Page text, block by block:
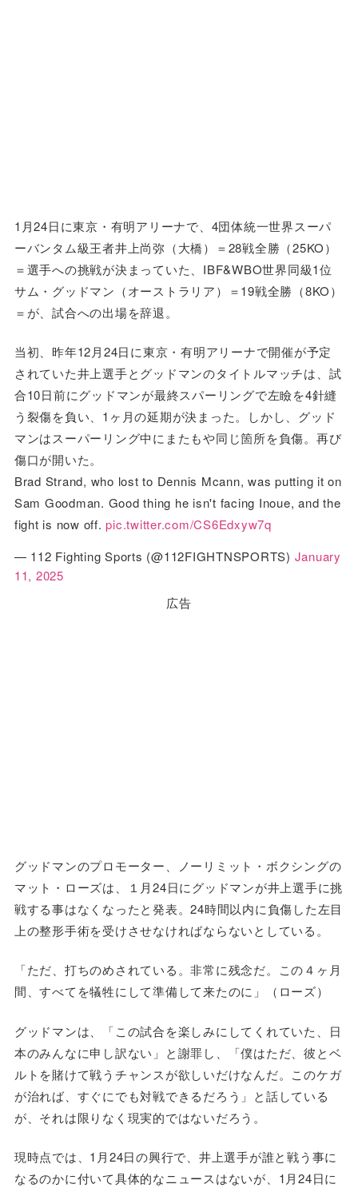
1月24日に東京・有明アリーナで、4団体統一世界スーパ
ーバンタム級王者井上尚弥（大橋）＝28戦全勝（25KO）
＝選手への挑戦が決まっていた、IBF&WBO世界同級1位
サム・グッドマン（オーストラリア）＝19戦全勝（8KO）
＝が、試合への出場を辞退。
当初、昨年12月24日に東京・有明アリーナで開催が予定
されていた井上選手とグッドマンのタイトルマッチは、試
合10日前にグッドマンが最終スパーリングで左瞼を4針縫
う裂傷を負い、1ヶ月の延期が決まった。しかし、グッド
マンはスーパーリング中にまたもや同じ箇所を負傷。再び
傷口が開いた。
Brad Strand, who lost to Dennis Mcann, was putting it on
Sam Goodman. Good thing he isn't facing Inoue, and the
fight is now off.pic.twitter.com/CS6Edxyw7q
— 112 Fighting Sports (@112FIGHTNSPORTS) January
11, 2025
広告
グッドマンのプロモーター、ノーリミット・ボクシングの
マット・ローズは、１月24日にグッドマンが井上選手に挑
戦する事はなくなったと発表。24時間以内に負傷した左目
上の整形手術を受けさせなければならないとしている。
「ただ、打ちのめされている。非常に残念だ。この４ヶ月
間、すべてを犠牲にして準備して来たのに」（ローズ）
グッドマンは、「この試合を楽しみにしてくれていた、日
本のみんなに申し訳ない」と謝罪し、「僕はただ、彼とベ
ルトを賭けて戦うチャンスが欲しいだけなんだ。このケガ
が治れば、すぐにでも対戦できるだろう」と話している
が、それは限りなく現実的ではないだろう。
現時点では、1月24日の興行で、井上選手が誰と戦う事に
なるのかに付いて具体的なニュースはないが、1月24日に